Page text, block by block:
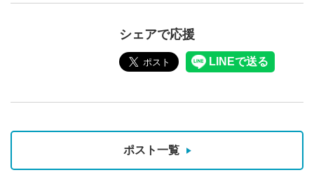
シェアで応援
ポスト一覧